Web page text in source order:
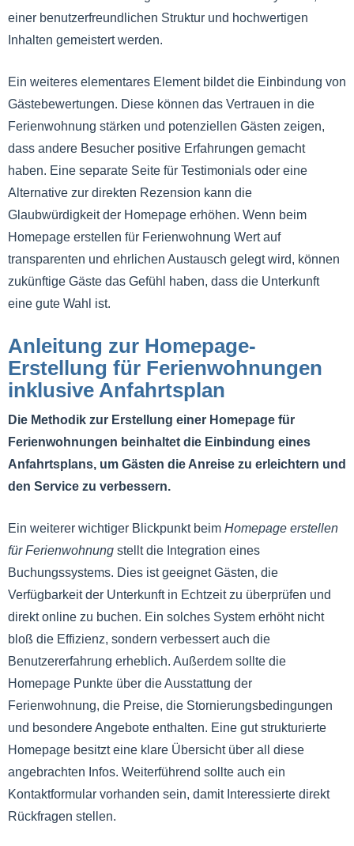
einer benutzerfreundlichen Struktur und hochwertigen
Inhalten gemeistert werden.
Ein weiteres elementares Element bildet die Einbindung von
Gästebewertungen. Diese können das Vertrauen in die
Ferienwohnung stärken und potenziellen Gästen zeigen,
dass andere Besucher positive Erfahrungen gemacht
haben. Eine separate Seite für Testimonials oder eine
Alternative zur direkten Rezension kann die
Glaubwürdigkeit der Homepage erhöhen. Wenn beim
Homepage erstellen für Ferienwohnung Wert auf
transparenten und ehrlichen Austausch gelegt wird, können
zukünftige Gäste das Gefühl haben, dass die Unterkunft
eine gute Wahl ist.
Anleitung zur Homepage-
Erstellung für Ferienwohnungen
inklusive Anfahrtsplan
Die Methodik zur Erstellung einer Homepage für
Ferienwohnungen beinhaltet die Einbindung eines
Anfahrtsplans, um Gästen die Anreise zu erleichtern und
den Service zu verbessern.
Ein weiterer wichtiger Blickpunkt beim Homepage erstellen
für Ferienwohnung stellt die Integration eines
Buchungssystems. Dies ist geeignet Gästen, die
Verfügbarkeit der Unterkunft in Echtzeit zu überprüfen und
direkt online zu buchen. Ein solches System erhöht nicht
bloß die Effizienz, sondern verbessert auch die
Benutzererfahrung erheblich. Außerdem sollte die
Homepage Punkte über die Ausstattung der
Ferienwohnung, die Preise, die Stornierungsbedingungen
und besondere Angebote enthalten. Eine gut strukturierte
Homepage besitzt eine klare Übersicht über all diese
angebrachten Infos. Weiterführend sollte auch ein
Kontaktformular vorhanden sein, damit Interessierte direkt
Rückfragen stellen.